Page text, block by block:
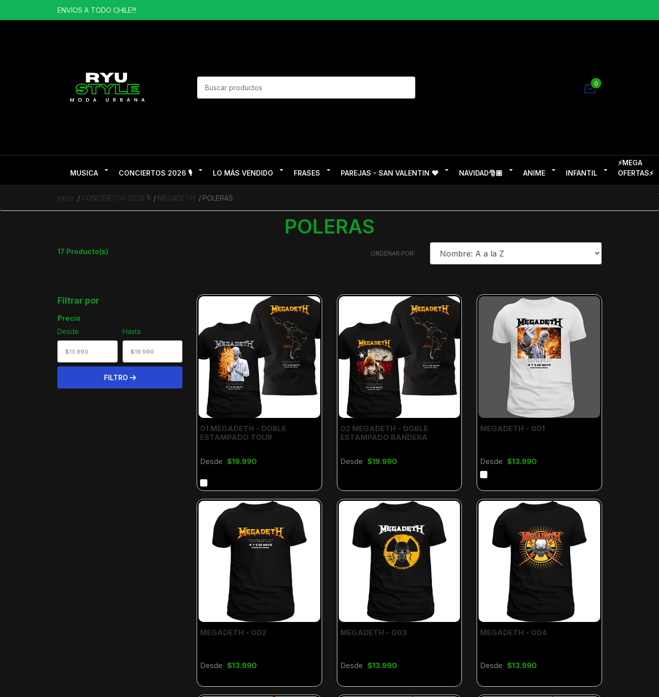
ENVIOS A TODO CHILE!!!
0
MUSICA CONCIERTOS 2026 🎙️ LO MÁS VENDIDO FRASES PAREJAS - SAN VALENTIN ❤ NAVIDAD🎅🏽 ANIME INFANTIL
⚡MEGA
OFERTAS⚡
Inicio CONCIERTOS 2026 🎙️ MEGADETH POLERAS
POLERAS
17 Producto(s) ORDENAR POR:
Filtrar por
Precio
Desde
Hasta
FILTRO
01 MEGADETH - DOBLE
ESTAMPADO TOUR
Desde $19.990
02 MEGADETH - DOBLE
ESTAMPADO BANDERA
Desde $19.990
MEGADETH - 001
Desde $13.990
MEGADETH - 002
Desde $13.990
MEGADETH - 003
Desde $13.990
MEGADETH - 004
Desde $13.990